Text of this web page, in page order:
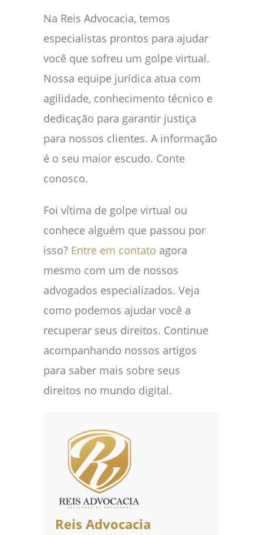
Na Reis Advocacia, temos
especialistas prontos para ajudar
você que sofreu um golpe virtual.
Nossa equipe jurídica atua com
agilidade, conhecimento técnico e
dedicação para garantir justiça
para nossos clientes. A informação
é o seu maior escudo. Conte
conosco.
Foi vítima de golpe virtual ou
conhece alguém que passou por
isso? Entre em contato agora
mesmo com um de nossos
advogados especializados. Veja
como podemos ajudar você a
recuperar seus direitos. Continue
acompanhando nossos artigos
para saber mais sobre seus
direitos no mundo digital.
Reis Advocacia